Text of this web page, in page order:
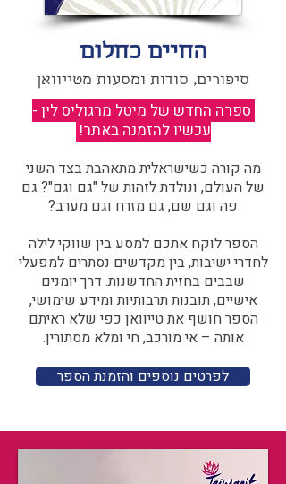
החיים כחלום
סיפורים, סודות ומסעות מטייוואן
ספרה החדש של מיטל מרגוליס לין -
עכשיו להזמנה באתר!
מה קורה כשישראלית מתאהבת בצד השני
של העולם, ונולדת לזהות של "גם וגם"? גם
פה וגם שם, גם מזרח וגם מערב?​​
הספר לוקח אתכם למסע בין שווקי לילה
לחדרי ישיבות, בין מקדשים נסתרים למפעלי
שבבים בחזית החדשנות. דרך יומנים
אישיים, תובנות תרבותיות ומידע שימושי,
הספר חושף את טייוואן כפי שלא ראיתם
אותה – אי מורכב, חי ומלא מסתורין.
לפרטים נוספים והזמנת הספר